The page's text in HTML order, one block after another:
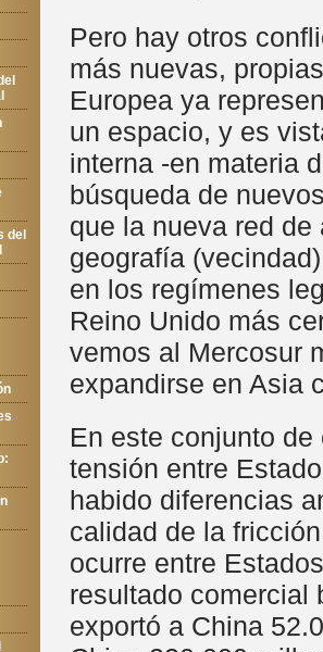
del
Pero hay otros
más nuevas,
Europea ya
un espacio, y es
interna -en materia
búsqueda de
que la nueva red
geografía
en los regímenes
Reino Unido más
vemos al Mercosur
expandirse en Asia
En este conjunto
tensión entre
habido diferencias
calidad de la
ocurre entre
resultado comercial
exportó a China